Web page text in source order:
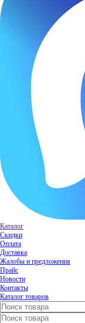
Каталог
Скидки
Оплата
Доставка
Жалобы и предложения
Прайс
Новости
Контакты
Каталог товаров